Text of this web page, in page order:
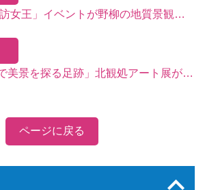
「2024野柳石光夜訪女王」イベントが野柳の地質景観アートを表現し、2024年のアメリカ・ミューズクリエイティブアワードおよびフランス・デザイン賞で金賞を受賞！
「北観風情：絵筆で美景を探る足跡」北観処アート展が盛大に開幕
ページに戻る